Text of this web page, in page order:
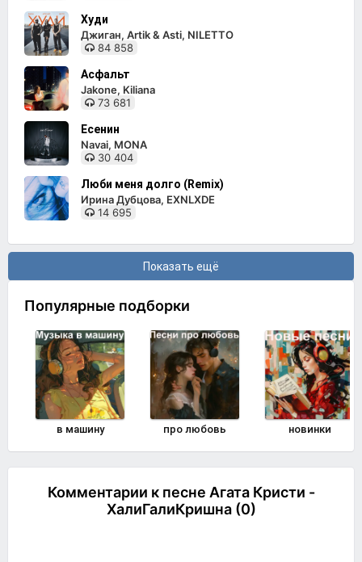
Худи
Джиган, Artik & Asti, NILETTO
84 858
Асфальт
Jakone, Kiliana
73 681
Есенин
Navai, MONA
30 404
Люби меня долго (Remix)
Ирина Дубцова, EXNLXDE
14 695
Показать ещё
Популярные подборки
в машину про любовь новинки
Комментарии к песне Агата Кристи -
ХалиГалиКришна (0)